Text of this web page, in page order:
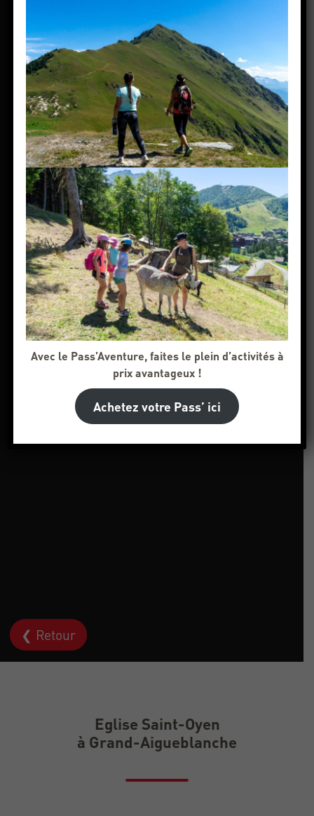
❮ Retour
Eglise Saint-Oyen
à Grand-Aigueblanche
Avec le Pass’Aventure, faites le plein d’activités à
prix avantageux !
Achetez votre Pass’ ici